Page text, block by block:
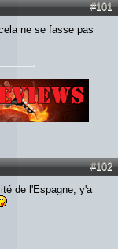
#101
ne se fasse pas
#102
de l'Espagne, y'a